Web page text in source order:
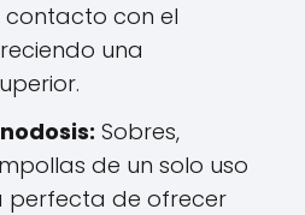
contacto con el
una
Sobres,
de un solo uso
perfecta de ofrecer